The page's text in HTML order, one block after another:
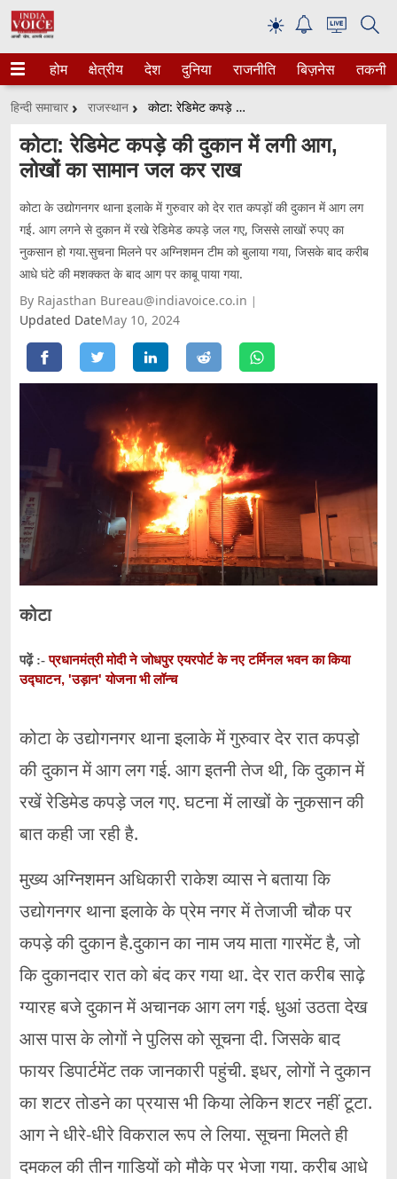
☀
होम क्षेत्रीय देश दुनिया राजनीति बिज़नेस तकनीक
हिन्दी समाचार राजस्थान कोटा: रेडिमेट कपड़े की दुकान में लगी आग, लोखों का सामान जल कर राख
कोटा: रेडिमेट कपड़े की दुकान में लगी आग,
लोखों का सामान जल कर राख
कोटा के उद्योगनगर थाना इलाके में गुरुवार को देर रात कपड़ों की दुकान में आग लग
गई. आग लगने से दुकान में रखे रेडिमेड कपड़े जल गए, जिससे लाखों रुपए का
नुकसान हो गया.सुचना मिलने पर अग्निशमन टीम को बुलाया गया, जिसके बाद करीब
आधे घंटे की मशक्कत के बाद आग पर काबू पाया गया.
By Rajasthan Bureau@indiavoice.co.in
Updated DateMay 10, 2024
कोटा
पढ़ें :-प्रधानमंत्री मोदी ने जोधपुर एयरपोर्ट के नए टर्मिनल भवन का किया
उद्घाटन, 'उड़ान' योजना भी लॉन्च
कोटा के उद्योगनगर थाना इलाके में गुरुवार देर रात कपड़ो
की दुकान में आग लग गई. आग इतनी तेज थी, कि दुकान में
रखें रेडिमेड कपड़े जल गए. घटना में लाखों के नुकसान की
बात कही जा रही है.
मुख्य अग्निशमन अधिकारी राकेश व्यास ने बताया कि
उद्योगनगर थाना इलाके के प्रेम नगर में तेजाजी चौक पर
कपड़े की दुकान है.दुकान का नाम जय माता गारमेंट है, जो
कि दुकानदार रात को बंद कर गया था. देर रात करीब साढ़े
ग्यारह बजे दुकान में अचानक आग लग गई. धुआं उठता देख
आस पास के लोगों ने पुलिस को सूचना दी. जिसके बाद
फायर डिपार्टमेंट तक जानकारी पहुंची. इधर, लोगों ने दुकान
का शटर तोडने का प्रयास भी किया लेकिन शटर नहीं टूटा.
आग ने धीरे-धीरे विकराल रूप ले लिया. सूचना मिलते ही
दमकल की तीन गाडियों को मौके पर भेजा गया. करीब आधे